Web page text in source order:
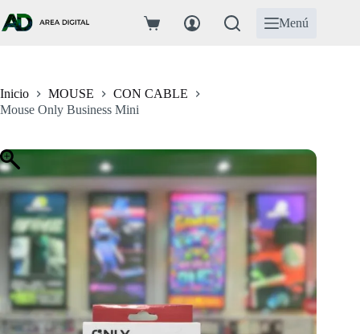
al
contenido
Carro
Menú
Inicio MOUSE
CON CABLE
Mouse Only Business Mini